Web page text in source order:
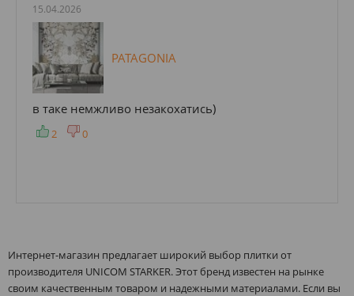
15.04.2026
PATAGONIA
в таке немжливо незакохатись)
2 0
Интернет-магазин предлагает широкий выбор плитки от
производителя UNICOM STARKER. Этот бренд известен на рынке
своим качественным товаром и надежными материалами. Если вы